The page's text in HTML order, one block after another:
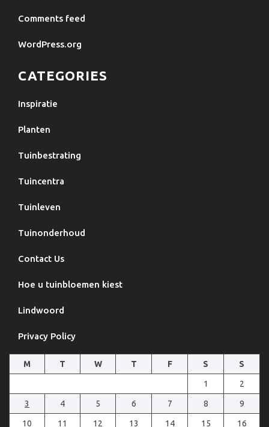
Comments feed
WordPress.org
CATEGORIES
Inspiratie
Planten
Tuinbestrating
Tuincentra
Tuinleven
Tuinonderhoud
Contact Us
Hoe u tuinbloemen kiest
Lindwoord
Privacy Policy
M T W T F S S
1 2
3 4 5 6 7 8 9
10 11 12 13 14 15 16